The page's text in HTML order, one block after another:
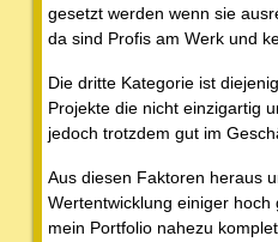
gesetzt werden wenn sie
da sind Profis am Werk und
Die dritte Kategorie ist
Projekte die nicht einzigartig
jedoch trotzdem gut im
Aus diesen Faktoren heraus
Wertentwicklung einiger
mein Portfolio nahezu